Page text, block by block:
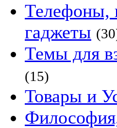
Телефоны,
гаджеты
Темы для
(15)
Товары и